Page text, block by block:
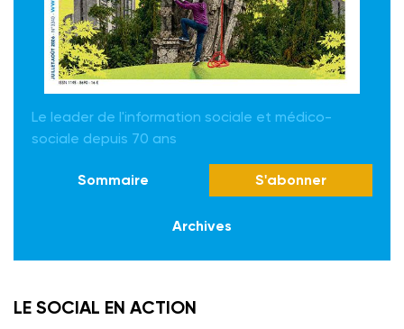
Le leader de l'information sociale et médico-
sociale depuis 70 ans
Sommaire S'abonner
Archives
LE SOCIAL EN ACTION